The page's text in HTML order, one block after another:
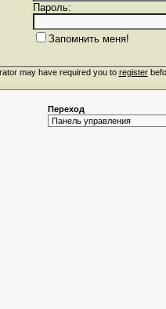
Пароль:
Запомнить меня!
may have required you to register
Переход